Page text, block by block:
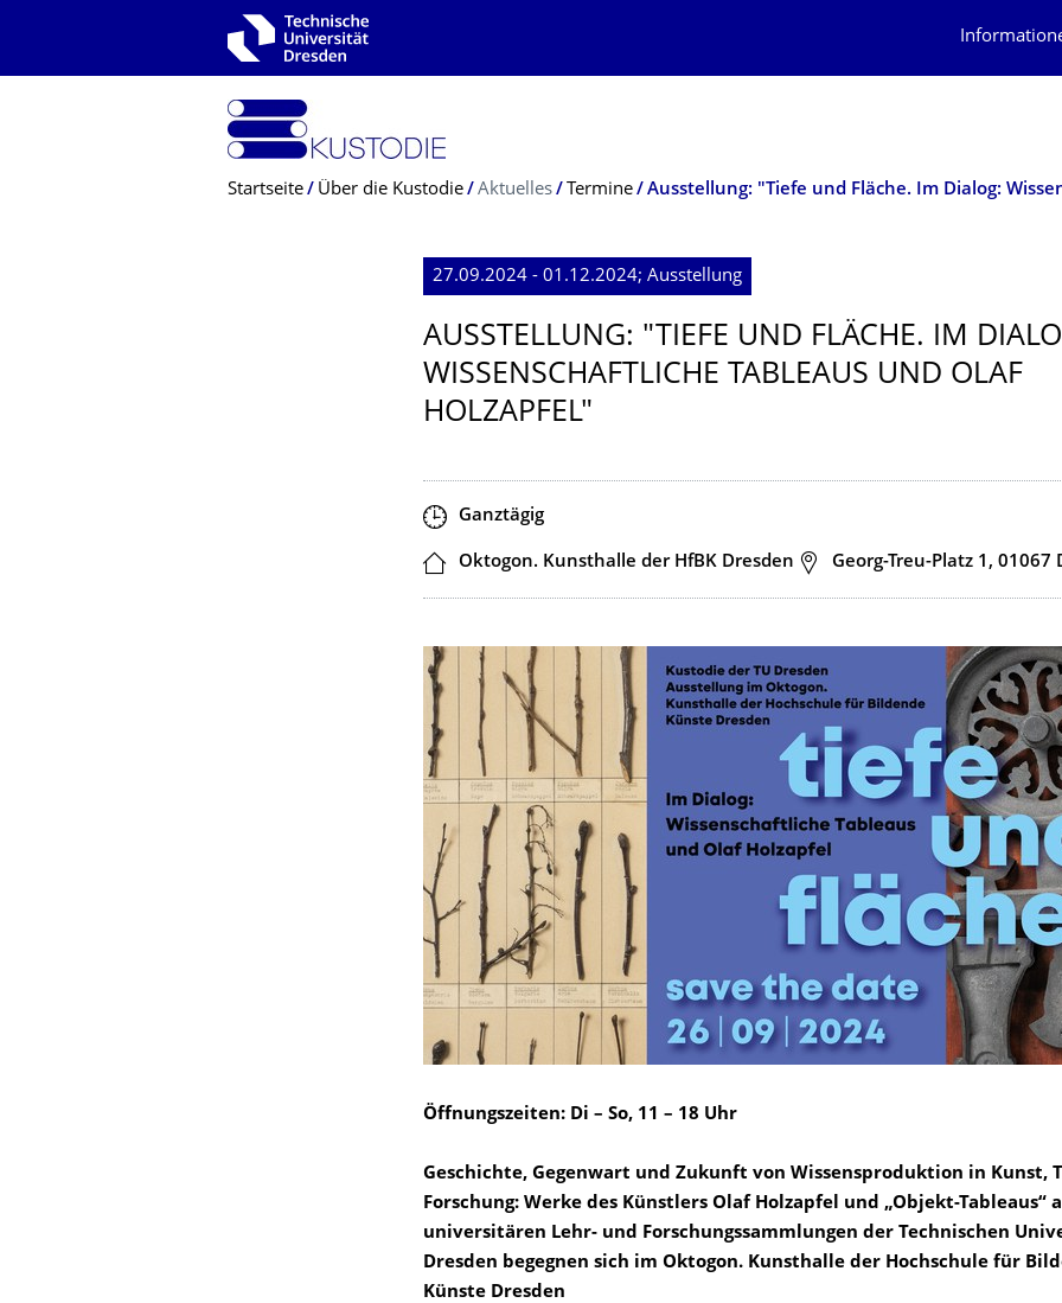
Zur Hauptnavigation springen
Breadcrumb-Menü
Startseite Über die Kustodie Aktuelles Termine
27.09.2024 - 01.12.2024; Ausstellung
AUSSTELLUNG: "TIEFE UND FLÄCHE. IM
WISSENSCHAFTLI­CHE TABLEAUS UND OLAF
HOLZAPFEL"
Zeit
Ganztägig
Ort
Oktogon. Kunsthalle der HfBK Dresden Adresse
Georg-Treu-Platz 1, 01067
Öffnungszeiten: Di – So, 11 – 18 Uhr
Geschichte, Gegenwart und Zukunft von Wissensproduktion in Kunst,
Forschung: Werke des Künstlers Olaf Holzapfel und „Objekt-Tableaus“
universitären Lehr- und Forschungssammlungen der Technischen
Dresden begegnen sich im Oktogon. Kunsthalle der Hochschule für
Künste Dresden